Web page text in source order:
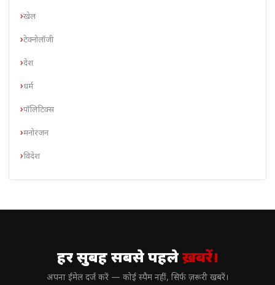
खेल
टेक्नोलॉजी
देश
धर्म
पॉलिटिक्स
मनोरंजन
विदेश
हर सुबह सबसे पहलेख़बरें।
अपना ईमेल दर्ज करें — कोई स्पैम नहीं, सिर्फ ज़रूरी खबरें।